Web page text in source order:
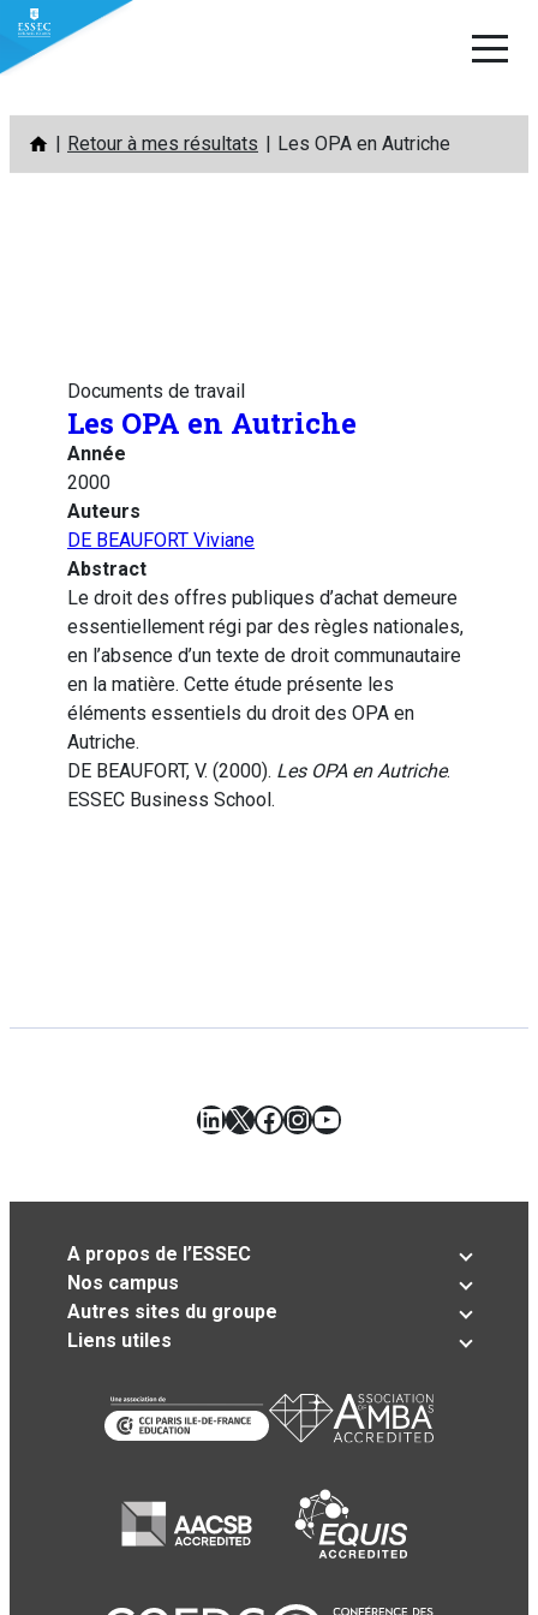
Aller
contenu
Retour à mes résultats Les OPA en Autriche
Documents de travail
Les OPA en Autriche
Année
2000
Auteurs
DE BEAUFORT Viviane
Abstract
Le droit des offres publiques d’achat demeure
essentiellement régi par des règles nationales,
en l’absence d’un texte de droit communautaire
en la matière. Cette étude présente les
éléments essentiels du droit des OPA en
Autriche.
DE BEAUFORT, V. (2000). Les OPA en Autriche.
ESSEC Business School.
LinkedIn
X Facebook
Instagram
YouTube
A propos de l’ESSEC
Nos campus
Autres sites du groupe
Liens utiles